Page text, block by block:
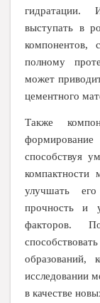
гидратации.
выступать в
компонентов,
полному
может
цементного
Также
способствуя
улучшать
прочность и
факторов.
образований,
исследовании
в качестве